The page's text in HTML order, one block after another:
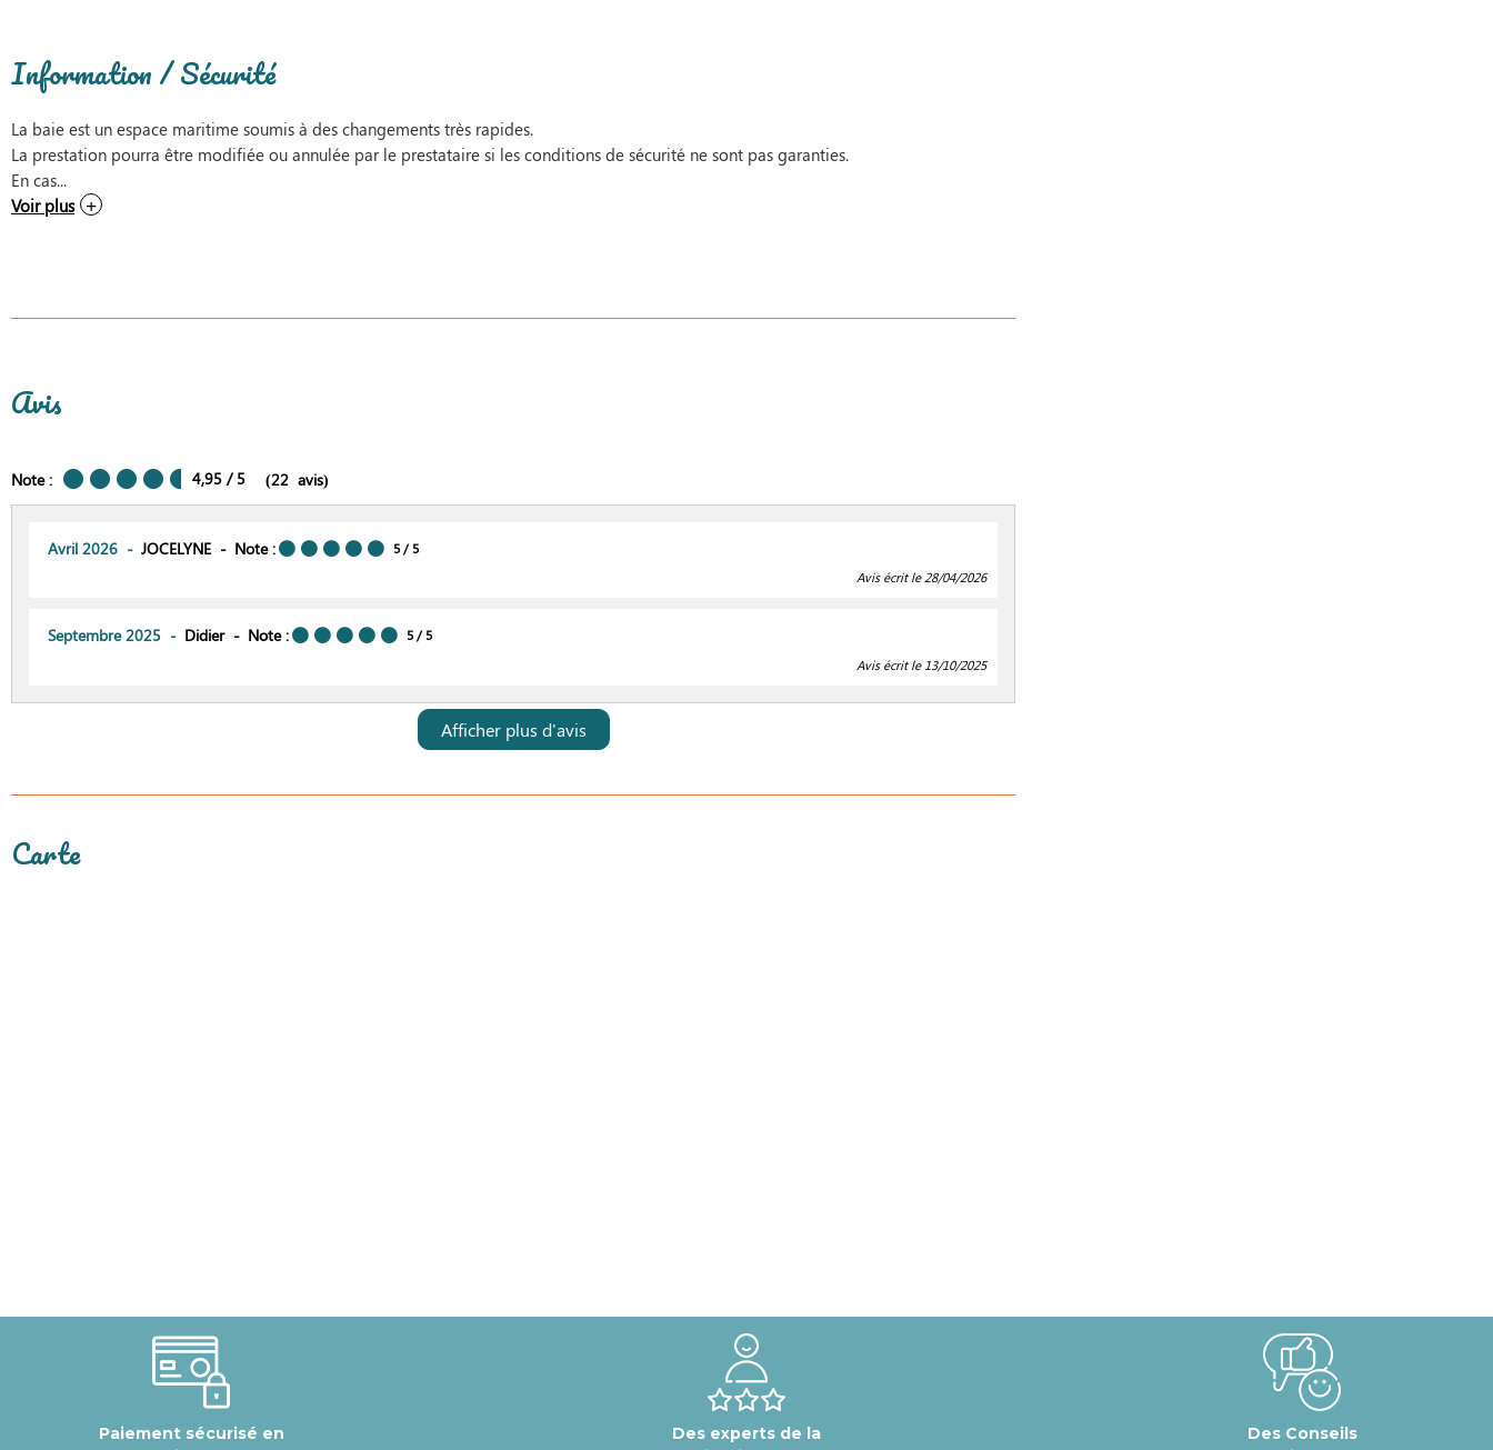
Information / Sécurité
La baie est un espace maritime soumis à des changements très rapides.
La prestation pourra être modifiée ou annulée par le prestataire si les conditions de sécurité ne sont pas garanties.
En cas...
Voir plus
Avis
Note : 4,95 / 5 (22 avis)
Avril 2026 JOCELYNE Note : 5 / 5
Avis écrit le 28/04/2026
Septembre 2025 Didier Note : 5 / 5
Avis écrit le 13/10/2025
Afficher plus d'avis
Carte
Paiement sécurisé en
Des experts de la
Des Conseils